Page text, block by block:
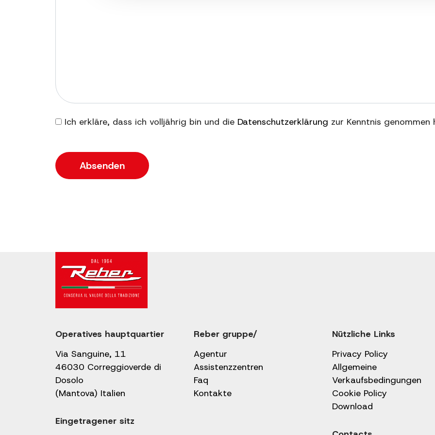
Ich erkläre, dass ich volljährig bin und die Datenschutzerklärung zur Kenntnis genommen
Operatives hauptquartier
Via Sanguine, 11
46030 Correggioverde di
Dosolo
(Mantova) Italien
Eingetragener sitz
Reber gruppe/
Agentur
Assistenzzentren
Faq
Kontakte
Nützliche Links
Privacy Policy
Allgemeine
Verkaufsbedingungen
Cookie Policy
Download